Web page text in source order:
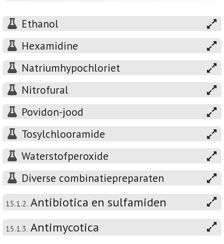
Ethanol
Hexamidine
Natriumhypochloriet
Nitrofural
Povidon-jood
Tosylchlooramide
Waterstofperoxide
Diverse combinatiepreparaten
15.1.2. Antibiotica en sulfamiden
15.1.3. Antimycotica